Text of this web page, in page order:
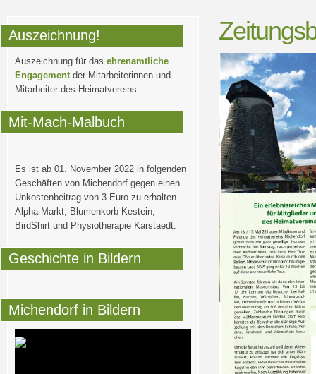
Auszeichnung!
Auszeichnung für das ehrenamtliche
Engagementder Mitarbeiterinnen und
Mitarbeiter des Heimatvereins.
Mit-Mach-Malbuch
Es ist ab 01. November 2022 in folgenden
Geschäften von Michendorf gegen einen
Unkostenbeitrag von 3 Euro zu erhalten.
Alpha Markt, Blumenkorb Kestein,
BirdShirt und Physiotherapie Karstaedt.
Geschichte in Bildern
Michendorf in Bildern